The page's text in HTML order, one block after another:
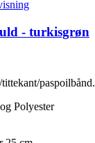
- turkisgrøn
paspoilbånd.
Polyester